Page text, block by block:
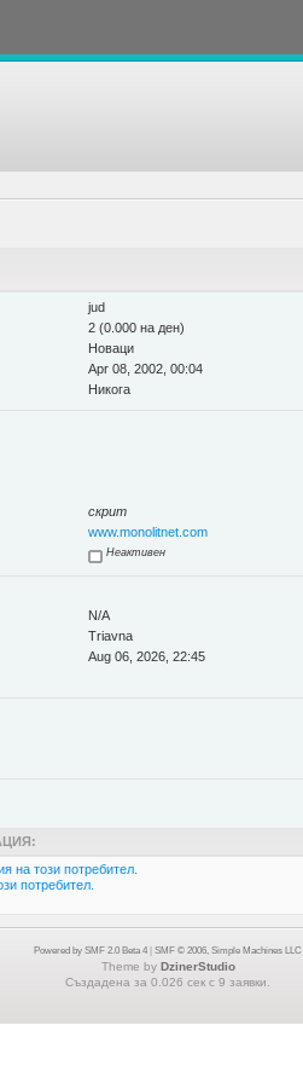
jud
2 (0.000 на ден)
Новаци
Apr 08, 2002, 00:04
Никога
скрит
www.monolitnet.com
Неактивен
N/A
Triavna
Aug 06, 2026, 22:45
на този потребител.
потребител.
Powered by SMF 2.0 Beta 4 SMF © 2006, Simple Machines LLC
Theme by DzinerStudio
Създадена за 0.026 сек с 9 заявки.